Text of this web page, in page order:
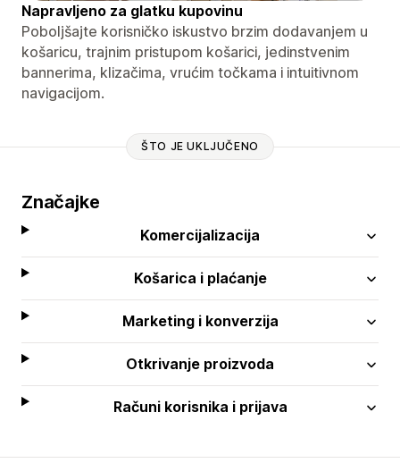
Napravljeno za glatku kupovinu
Poboljšajte korisničko iskustvo brzim dodavanjem u
košaricu, trajnim pristupom košarici, jedinstvenim
bannerima, klizačima, vrućim točkama i intuitivnom
navigacijom.
ŠTO JE UKLJUČENO
Značajke
Komercijalizacija
Košarica i plaćanje
Marketing i konverzija
Otkrivanje proizvoda
Računi korisnika i prijava